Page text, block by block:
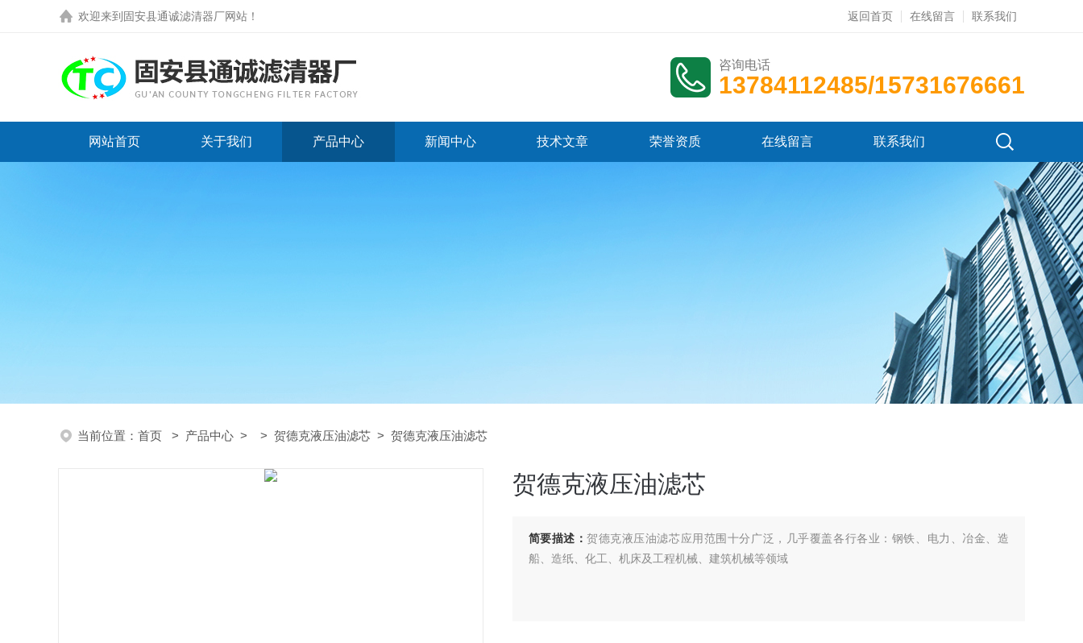
欢迎来到 固安县通诚滤清器厂网站 ！ 返回首页 在线留言 联系我们
咨询电话
13784112485/15731676661
网站首页 关于我们 产品中心 新闻中心 技术文章 荣誉资质 在线留言 联系我们
当前位置： 首页 > 产品中心 > > 贺德克液压油滤芯 > 贺德克液压油滤芯
贺德克液压油滤芯
简要描述： 贺德克液压油滤芯应用范围十分广泛，几乎覆盖各行各业：钢铁、电力、冶金、造
船、造纸、化工、机床及工程机械、建筑机械等领域